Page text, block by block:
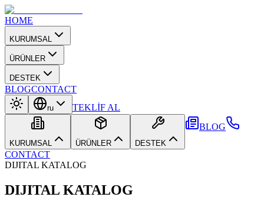
HOME
KURUMSAL
ÜRÜNLER
DESTEK
BLOGCONTACT
ru TEKLİF AL
KURUMSAL ÜRÜNLER DESTEK
BLOG
CONTACT
DIJITAL KATALOG
DIJITAL KATALOG